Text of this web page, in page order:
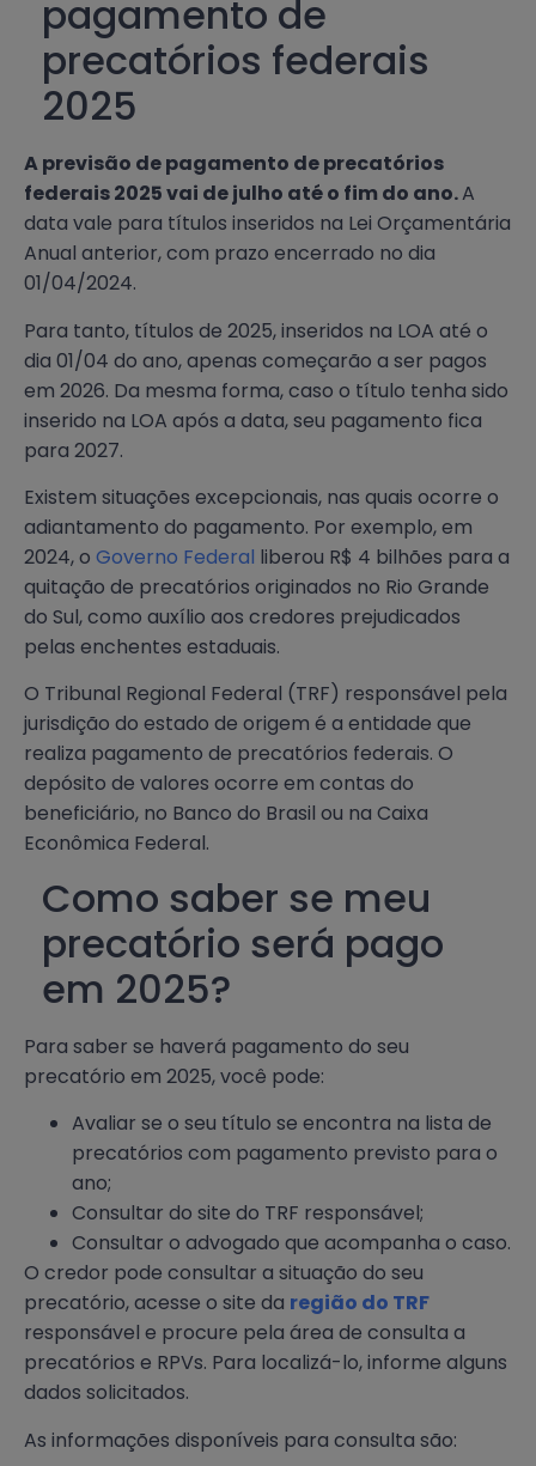
pagamento de
precatórios federais
2025
A previsão de pagamento de precatórios
federais 2025 vai de julho até o fim do ano.A
data vale para títulos inseridos na Lei Orçamentária
Anual anterior, com prazo encerrado no dia
01/04/2024.
Para tanto, títulos de 2025, inseridos na LOA até o
dia 01/04 do ano, apenas começarão a ser pagos
em 2026. Da mesma forma, caso o título tenha sido
inserido na LOA após a data, seu pagamento fica
para 2027.
Existem situações excepcionais, nas quais ocorre o
adiantamento do pagamento. Por exemplo, em
2024, o Governo Federal liberou R$ 4 bilhões para a
quitação de precatórios originados no Rio Grande
do Sul, como auxílio aos credores prejudicados
pelas enchentes estaduais.
O Tribunal Regional Federal (TRF) responsável pela
jurisdição do estado de origem é a entidade que
realiza pagamento de precatórios federais. O
depósito de valores ocorre em contas do
beneficiário, no Banco do Brasil ou na Caixa
Econômica Federal.
Como saber se meu
precatório será pago
em 2025?
Para saber se haverá pagamento do seu
precatório em 2025, você pode:
Avaliar se o seu título se encontra na lista de
precatórios com pagamento previsto para o
ano;
Consultar do site do TRF responsável;
Consultar o advogado que acompanha o caso.
O credor pode consultar a situação do seu
precatório, acesse o site da região do TRF
responsável e procure pela área de consulta a
precatórios e RPVs. Para localizá-lo, informe alguns
dados solicitados.
As informações disponíveis para consulta são: